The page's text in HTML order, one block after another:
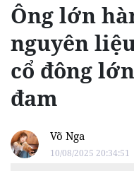
Ông lớn
nguyên
cổ đông
đam
Võ Nga
10/08/2025 20:34:51